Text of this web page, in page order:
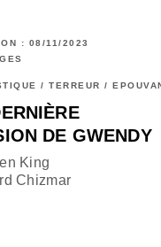
: 08/11/2023
/ TERREUR /
DE GWENDY
King
Chizmar